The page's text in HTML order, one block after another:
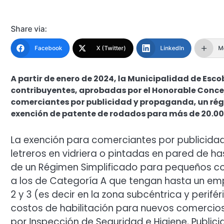
Share via:
Facebook X (Twitter) LinkedIn
A partir de enero de 2024, la Municipalidad de
contribuyentes, aprobadas por el Honorable
comerciantes por publicidad y propaganda, un
exención de patente de rodados para más de
La exención para comerciantes por
letreros en vidriera o pintadas en pared de
de un Régimen Simplificado para pequeños
a los de Categoría A que tengan hasta un
2 y 3 (es decir en la zona subcéntrica y
costos de habilitación para nuevos